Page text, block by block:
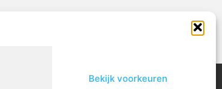
Bekijk voorkeuren
Uit De Media